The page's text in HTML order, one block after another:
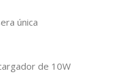
única
de 10W